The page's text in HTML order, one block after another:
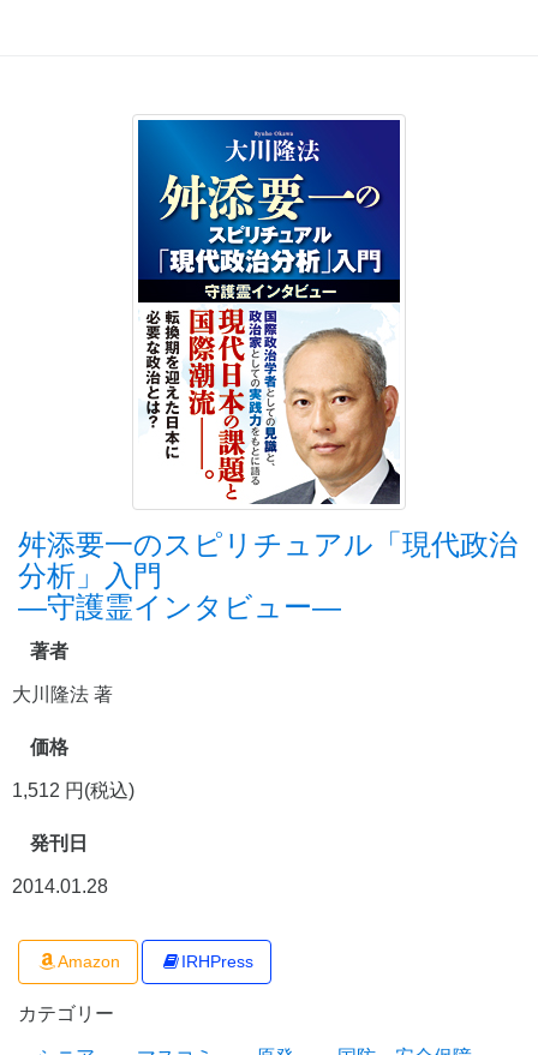
舛添要一のスピリチュアル「現代政治
分析」入門
―守護霊インタビュー―
著者
大川隆法 著
価格
1,512 円(税込)
発刊日
2014.01.28
Amazon IRHPress
カテゴリー